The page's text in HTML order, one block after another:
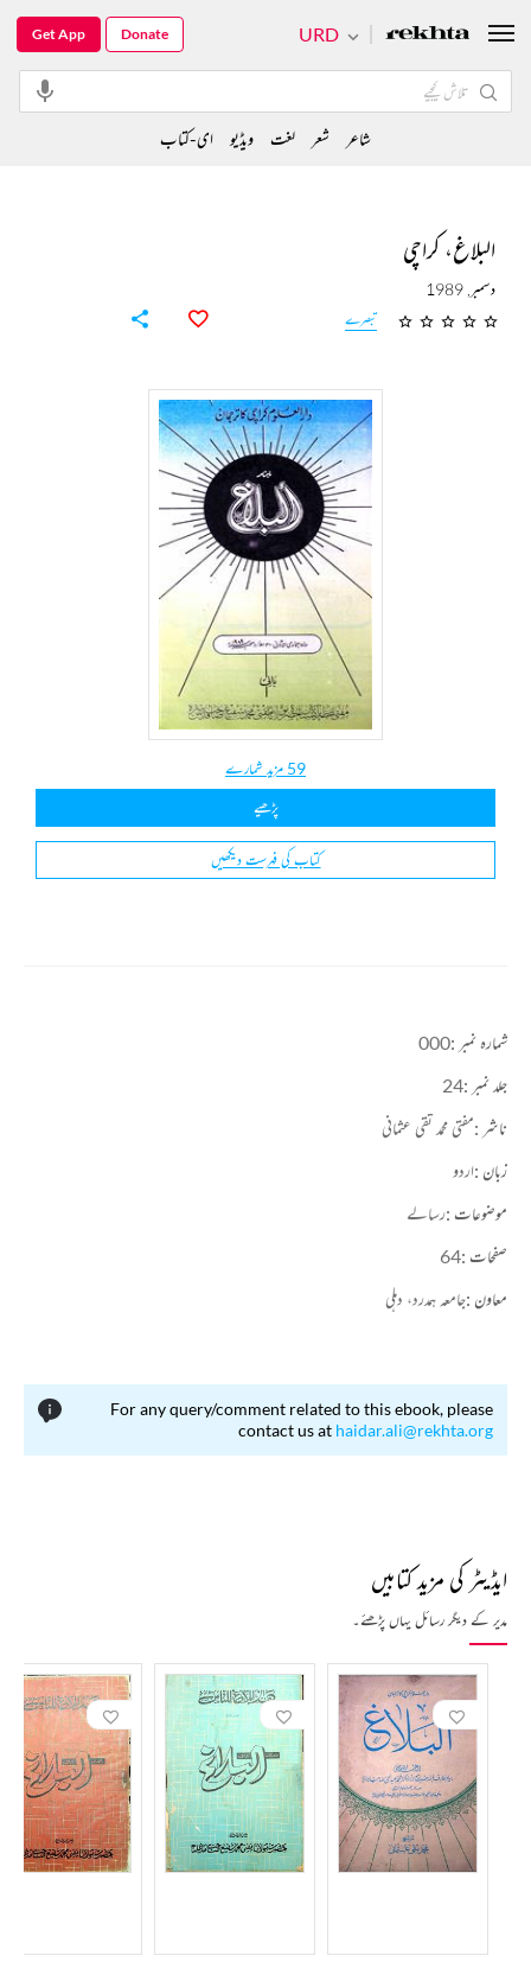
البلاغ، کراچی
دسمبر, 1989
تبصرے
59 مزید شمارے
پڑھیے
کتاب کی فہرست دیکھیں
شمارہ نمبر :000
جلد نمبر :24
ناشر :مفتی محمد تقی عثمانی
زبان :اردو
موضوعات :رسالے
صفحات :64
معاون :جامعہ ہمدرد، دہلی
For any query/comment related to this ebook, please
contact us at haidar.ali@rekhta.org
ایڈیٹر کی مزید کتابیں
مدیر کے دیگر رسائل یہاں پڑھئے۔
URD
Get App Donate
شاعر شعر لغت ویڈیو ای-کتاب